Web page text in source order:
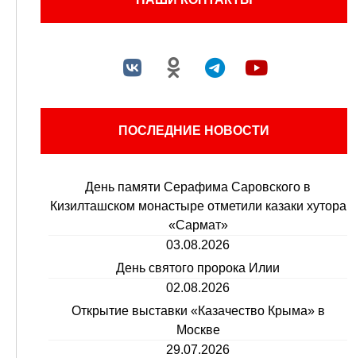
ПОСЛЕДНИЕ НОВОСТИ
День памяти Серафима Саровского в
Кизилташском монастыре отметили казаки хутора
«Сармат»
03.08.2026
День святого пророка Илии
02.08.2026
Открытие выставки «Казачество Крыма» в
Москве
29.07.2026